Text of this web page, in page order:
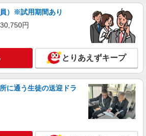
（規程有）★ ゜・。○。・゜+゜・。○。・゜
詳細を見る
】人気機種に詳しくなれる携帯販
給1400円〜 ※残業代支給 ★交通費別途支給
+゜・。○。・゜+゜・。○。・゜
社祝い金10万円支給(規定有) お友達を紹介
と, インセンティブ支給(規定有) ★月2回払
週払い可能（規程有）★ ゜・。○。・゜
知県名古屋市西区のsoftbankショップ
詳細を見る
）※試用期間あり
円
とりあえずキープ
に通う生徒の送迎ドラ